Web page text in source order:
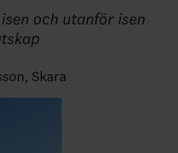
och utanför isen
Skara